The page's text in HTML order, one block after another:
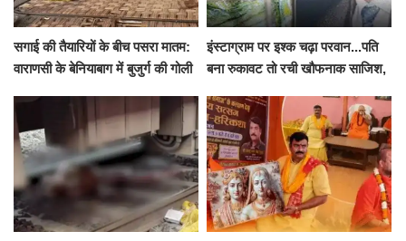
सगाई की तैयारियों के बीच पसरा मातम:
वाराणसी के बेनियाबाग में बुजुर्ग की गोली
इंस्टाग्राम पर इश्क चढ़ा परवान...पति
बना रुकावट तो रची खौफनाक साजिश,
के घाट